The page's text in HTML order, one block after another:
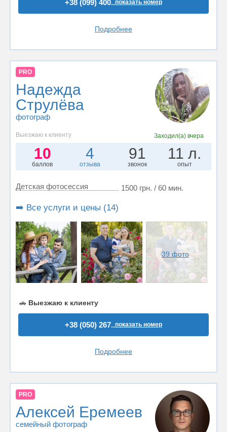
+38 (099) 400..показать номер
Подробнее
PRO
Надежда
Струлёва
фотограф
Выезжаю к клиенту Заходил(а) вчера
10
баллов
4
отзыва
91
звонок
11 л.
опыт
Детская фотосессия 1500 грн. / 60 мин.
➡️ Все услуги и цены (14)
39 фото
🚗 Выезжаю к клиенту
+38 (050) 267..показать номер
Подробнее
PRO
Алексей Еремеев
семейный фотограф